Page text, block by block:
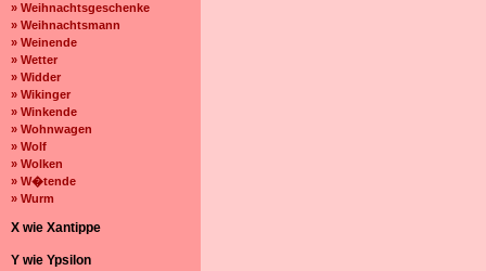
» Weihnachtsgeschenke
» Weihnachtsmann
» Weinende
» Wetter
» Widder
» Wikinger
» Winkende
» Wohnwagen
» Wolf
» Wolken
» W�tende
» Wurm
X wie Xantippe
Y wie Ypsilon